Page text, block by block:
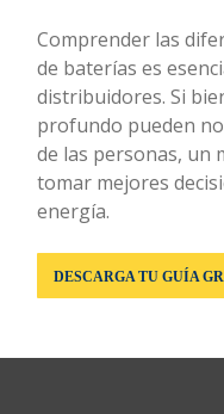
Comprender las
de baterías es
distribuidores. Si
profundo pueden
de las personas, un
tomar mejores
energía.
DESCARGA TU GUÍA